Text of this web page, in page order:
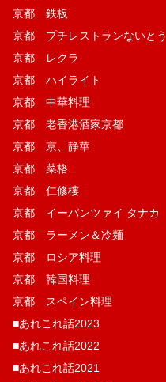
京都 鉄板
京都 プチレストランないとう
京都 レクラ
京都 ハイライト
京都 中華料理
京都 老香港酒家京都
京都 京、静華
京都 菜格
京都 仁修樓
京都 イーパンツァイ タナカ
京都 ラーメン＆冷麺
京都 ロシア料理
京都 韓国料理
京都 スペイン料理
■あれこれ話2023
■あれこれ話2022
■あれこれ話2021